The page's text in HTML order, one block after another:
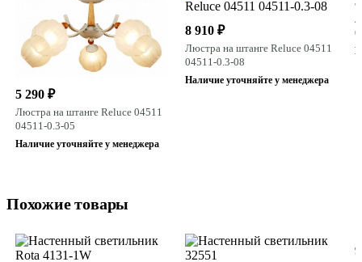
5 290 ₽
Люстра на штанге Reluce 04511
04511-0.3-05
Наличие уточняйте у менеджера
8 910 ₽
Люстра на штанге Reluce 04511
04511-0.3-08
Наличие уточняйте у менеджера
Похожие товары